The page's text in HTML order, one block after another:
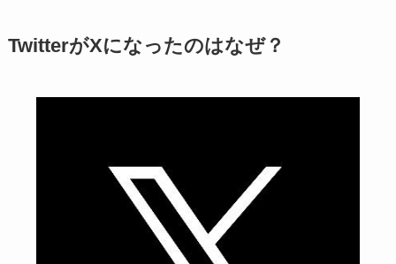
TwitterがXになったのはなぜ？